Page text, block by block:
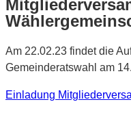
Am 22.02.23 findet die
Gemeinderatswahl am
Einladung